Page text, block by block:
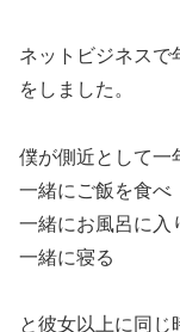
ネットビジネスで
をしました。
僕が側近として一
一緒にご飯を食べ
一緒にお風呂に入
一緒に寝る
と彼女以上に同じ